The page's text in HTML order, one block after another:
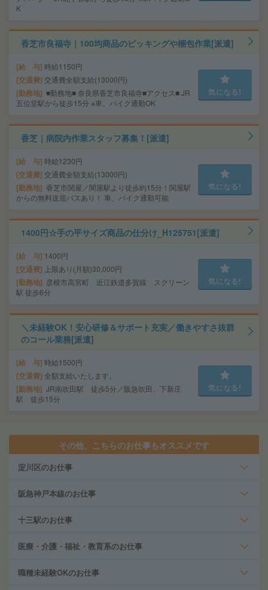
K
香芝市良福寺｜100均商品のピッキングや梱包作業[派遣]
給 与 時給1150円
交通費 交通費全額支給(13000円)
勤務地
■勤務地■ 奈良県香芝市良福寺■アクセス■ JR
五位堂駅から徒歩15分 ※車、バイク通勤OK
気になる!
香芝｜病院内作業スタッフ募集！[派遣]
給 与 時給1230円
交通費 交通費全額支給(13000円)
勤務地 香芝市関屋／関屋駅より徒歩約15分！関屋駅
からの無料送迎バスあり！ 車、バイク通勤可能
気になる!
1400円☆手の平サイズ商品の仕分け_H125751[派遣]
給 与 1400円
交通費 上限あり(月額)30,000円
勤務地
彦根市高宮町 近江鉄道多賀線 スクリーン
駅 徒歩6分
気になる!
＼未経験OK！安心研修＆サポート充実／働きやすさ抜群
のコール業務[派遣]
給 与 時給1500円
交通費 全額支給いたします。
勤務地 JR南吹田駅 徒歩5分／阪急吹田、下新庄
駅 徒歩15分
気になる!
その他、こちらのお仕事もオススメです
淀川区のお仕事
阪急神戸本線のお仕事
十三駅のお仕事
医療・介護・福祉・教育系のお仕事
職種未経験OKのお仕事